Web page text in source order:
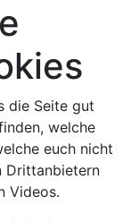
die Seite gut
welche
euch nicht
Drittanbietern
Videos.